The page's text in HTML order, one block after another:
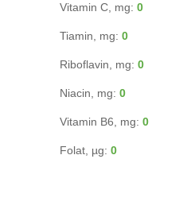
Vitamin C, mg: 0
Tiamin, mg: 0
Riboflavin, mg: 0
Niacin, mg: 0
Vitamin B6, mg: 0
Folat, µg: 0